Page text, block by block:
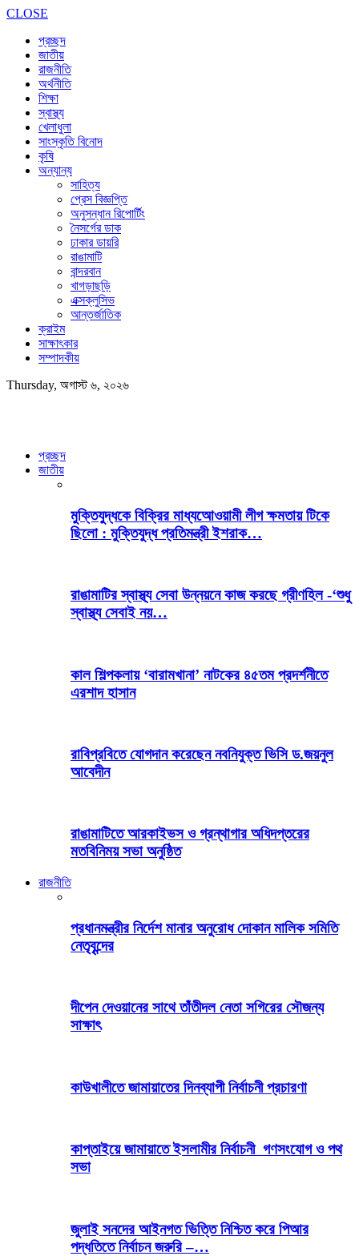
CLOSE
প্রচ্ছদ
জাতীয়
রাজনীতি
অর্থনীতি
শিক্ষা
স্বাস্থ্য
খেলাধুলা
সাংস্কৃতি বিনোদ
কৃষি
অন্যান্য
সাহিত্য
প্রেস বিজ্ঞপ্তি
অনুসন্ধান রিপোর্টিং
নৈসর্গের ডাক
ঢাকার ডায়রি
রাঙামাটি
বান্দরবান
খাগড়াছড়ি
এক্সক্লুসিভ
আন্তর্জাতিক
ক্রাইম
সাক্ষাৎকার
সম্পাদকীয়
Thursday, অগাস্ট ৬, ২০২৬
প্রচ্ছদ
জাতীয়
মুক্তিযুদ্ধকে বিক্রির মাধ্যআেওয়ামী লীগ ক্ষমতায় টিকে
ছিলো : মুক্তিযুদ্ধ প্রতিমন্ত্রী ইশরাক…
রাঙামাটির স্বাস্থ্য সেবা উন্নয়নে কাজ করছে গ্রীণহিল -‘শুধু
স্বাস্থ্য সেবাই নয়…
কাল শিল্পকলায় ‘বারামখানা’ নাটকের ৪৫তম প্রদর্শনীতে
এরশাদ হাসান
রাবিপ্রবিতে যোগদান করেছেন নবনিযুক্ত ভিসি ড.জয়নুল
আবেদীন
রাঙামাটিতে আরকাইভস ও গ্রন্থাগার অধিদপ্তরের
মতবিনিময় সভা অনুষ্ঠিত
রাজনীতি
প্রধানমন্ত্রীর নির্দেশ মানার অনুরোধ দোকান মালিক সমিতি
নেতৃবৃন্দের
দীপেন দেওয়ানের সাথে তাঁতীদল নেতা সগিরের সৌজন্য
সাক্ষাৎ
কাউখালীতে জামায়াতের দিনব্যাপী নির্বাচনী প্রচারণা
কাপ্তাইয়ে জামায়াতে ইসলামীর নির্বাচনী গণসংযোগ ও পথ
সভা
জুলাই সনদের আইনগত ভিত্তি নিশ্চিত করে পিআর
পদ্ধতিতে নির্বাচন জরুরি –…